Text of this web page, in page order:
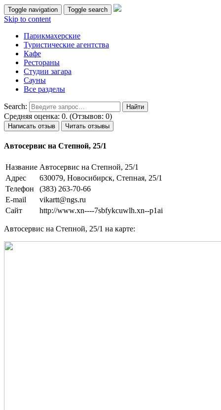
Toggle navigation Toggle search
Skip to content
Парикмахерские
Туристические агентства
Кафе
Рестораны
Студии загара
Сауны
Все разделы
Search:
Средняя оценка: 0. (Отзывов: 0)
Написать отзыв Читать отзывы
Автосервис на Степной, 25/1
Название Автосервис на Степной, 25/1
Адрес
630079, Новосибирск, Степная, 25/1
Телефон
(383) 263-70-66
E-mail
vikartt@ngs.ru
Сайт
http://www.xn----7sbfykcuwlh.xn--p1ai
Автосервис на Степной, 25/1 на карте: